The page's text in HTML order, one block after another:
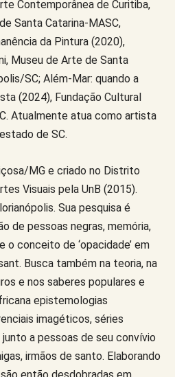
Contemporânea de Curitiba,
Santa Catarina-MASC,
da Pintura (2020),
Museu de Arte de Santa
SC; Além-Mar: quando a
(2024), Fundação Cultural
Atualmente atua como artista
de SC.
MG e criado no Distrito
Visuais pela UnB (2015).
Sua pesquisa é
de pessoas negras, memória,
o conceito de ‘opacidade’ em
Busca também na teoria, na
e nos saberes populares e
epistemologias
imagéticos, séries
a pessoas de seu convívio
irmãos de santo. Elaborando